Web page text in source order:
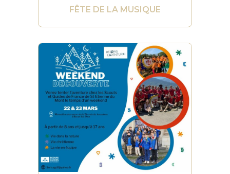
FÊTE DE LA MUSIQUE